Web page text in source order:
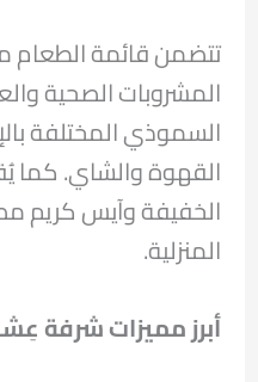
تتضمن قائمة
المشروبات الصحية
السموذي المختلفة
القهوة والشاي. كما
الخفيفة وآيس كريم
المنزلية.
أبرز مميزات شرفة